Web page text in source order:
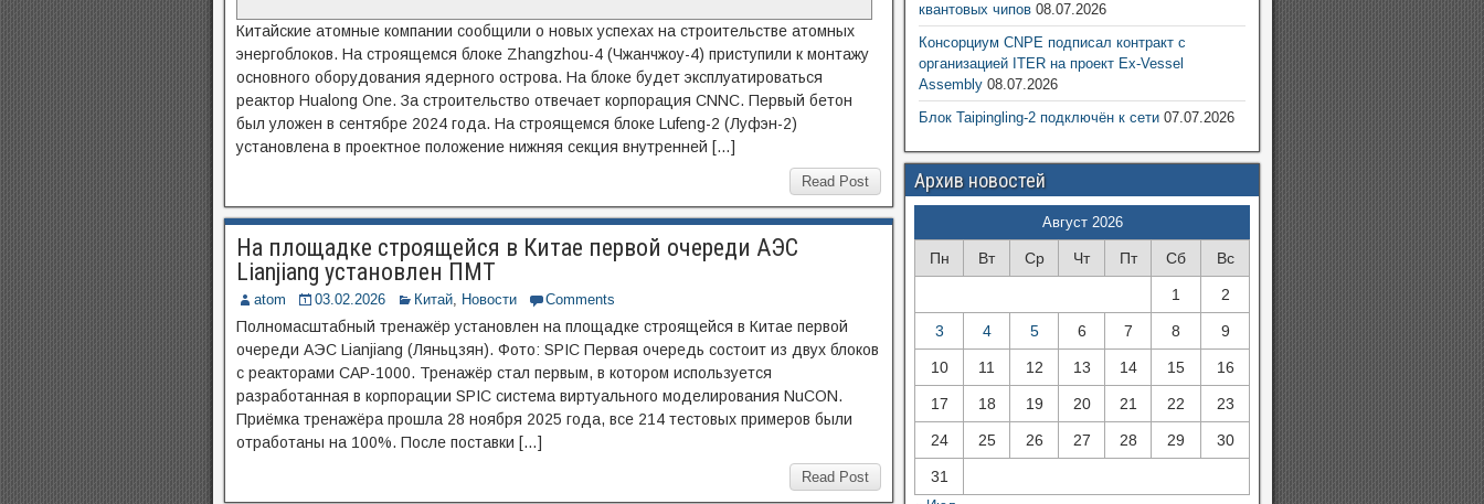
Китайские атомные компании сообщили о новых успехах на строительстве атомных
энергоблоков. На строящемся блоке Zhangzhou-4 (Чжанчжоу-4) приступили к монтажу
основного оборудования ядерного острова. На блоке будет эксплуатироваться
реактор Hualong One. За строительство отвечает корпорация CNNC. Первый бетон
был уложен в сентябре 2024 года. На строящемся блоке Lufeng-2 (Луфэн-2)
установлена в проектное положение нижняя секция внутренней […]
Read Post
На площадке строящейся в Китае первой очереди АЭС
Lianjiang установлен ПМТ
atom 03.02.2026 Китай, Новости Comments
Полномасштабный тренажёр установлен на площадке строящейся в Китае первой
очереди АЭС Lianjiang (Ляньцзян). Фото: SPIC Первая очередь состоит из двух блоков
с реакторами CAP-1000. Тренажёр стал первым, в котором используется
разработанная в корпорации SPIC система виртуального моделирования NuCON.
Приёмка тренажёра прошла 28 ноября 2025 года, все 214 тестовых примеров были
отработаны на 100%. После поставки […]
Read Post
квантовых чипов 08.07.2026
Консорциум CNPE подписал контракт с
организацией ITER на проект Ex-Vessel
Assembly 08.07.2026
Блок Taipingling-2 подключён к сети 07.07.2026
Архив новостей
Август 2026
Пн Вт Ср Чт Пт Сб Вс
1 2
3 4 5 6 7 8 9
10 11 12 13 14 15 16
17 18 19 20 21 22 23
24 25 26 27 28 29 30
31